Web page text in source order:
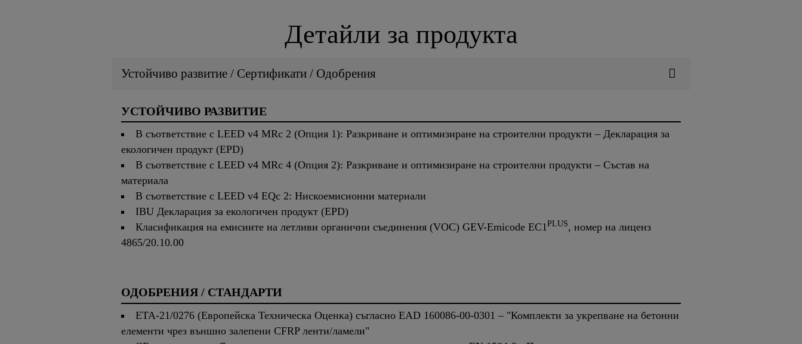
Детайли за продукта
Устойчиво развитие / Сертификати / Одобрения
УСТОЙЧИВО РАЗВИТИЕ
В съответствие с LEED v4 MRc 2 (Опция 1): Разкриване и оптимизиране на строителни продукти – Декларация за
екологичен продукт (EPD)
В съответствие с LEED v4 MRc 4 (Опция 2): Разкриване и оптимизиране на строителни продукти – Състав на
материала
В съответствие с LEED v4 EQc 2: Нискоемисионни материали
IBU Декларация за екологичен продукт (EPD)
Класификация на емисиите на летливи органични съединения (VOC) GEV-Emicode EC1PLUS, номер на лиценз
4865/20.10.00
ОДОБРЕНИЯ / СТАНДАРТИ
ETA-21/0276 (Европейска Техническа Оценка) съгласно EAD 160086-00-0301 – "Комплекти за укрепване на бетонни
елементи чрез външно залепени CFRP ленти/ламели"